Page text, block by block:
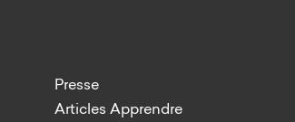
Presse
Articles Apprendre